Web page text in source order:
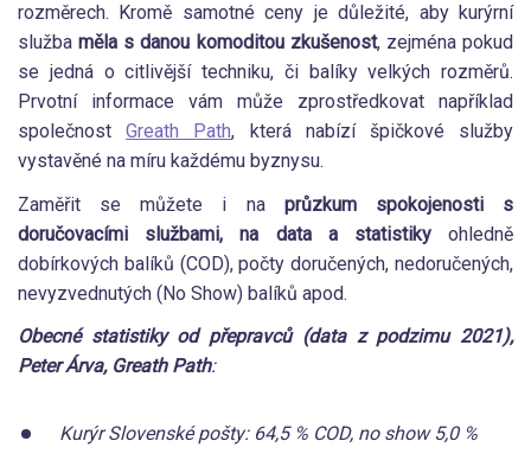
rozměrech. Kromě samotné ceny je důležité, aby kurýrní
služba měla s danou komoditou zkušenost, zejména pokud
se jedná o citlivější techniku, či balíky velkých rozměrů.
Prvotní informace vám může zprostředkovat například
společnostGreath Path, která nabízí špičkové služby
vystavěné na míru každému byznysu.
Zaměřit se můžete i na průzkum spokojenosti s
doručovacími službami, na data a statistikyohledně
dobírkových balíků (COD), počty doručených, nedoručených,
nevyzvednutých (No Show) balíků apod.
Obecné statistiky od přepravců (data z podzimu 2021),
Peter Árva, Greath Path:
Kurýr Slovenské pošty: 64,5 % COD, no show 5,0 %